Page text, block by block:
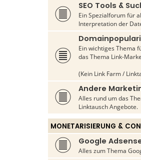
SEO Tools &
Ein Spezialforum für
Interpretation der
Ein wichtiges Thema
das Thema Link-
(Kein Link Farm /
Andere
Alles rund um das
Linktausch Angebote.
MONETARISIERUNG &
Google
Alles zum Thema